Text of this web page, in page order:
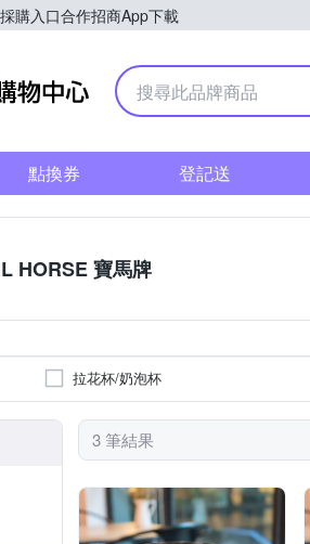
購入口合作招商App下載
Yahoo購物中心
點換券 登記送
HORSE 寶馬牌
拉花杯/奶泡杯
3 筆結果